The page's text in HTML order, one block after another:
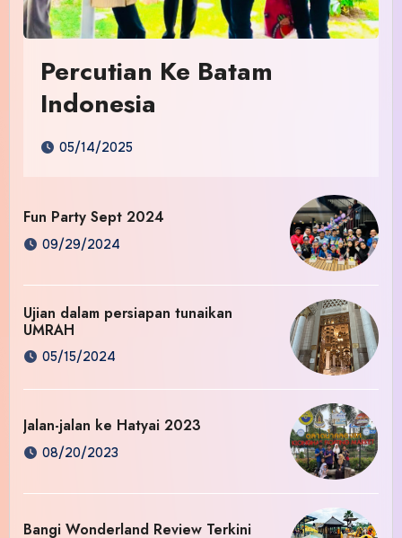
Percutian Ke Batam
Indonesia
05/14/2025
Fun Party Sept 2024
09/29/2024
Ujian dalam persiapan tunaikan
UMRAH
05/15/2024
Jalan-jalan ke Hatyai 2023
08/20/2023
Bangi Wonderland Review Terkini